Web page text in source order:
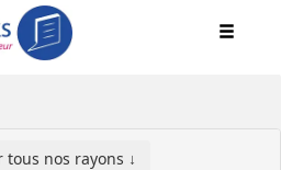
tous nos rayons ↓